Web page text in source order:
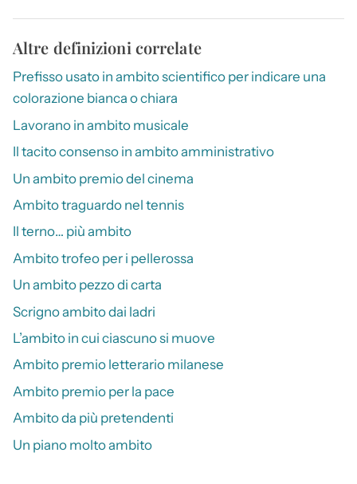
Altre definizioni correlate
Prefisso usato in ambito scientifico per indicare una
colorazione bianca o chiara
Lavorano in ambito musicale
Il tacito consenso in ambito amministrativo
Un ambito premio del cinema
Ambito traguardo nel tennis
Il terno… più ambito
Ambito trofeo per i pellerossa
Un ambito pezzo di carta
Scrigno ambito dai ladri
L’ambito in cui ciascuno si muove
Ambito premio letterario milanese
Ambito premio per la pace
Ambito da più pretendenti
Un piano molto ambito